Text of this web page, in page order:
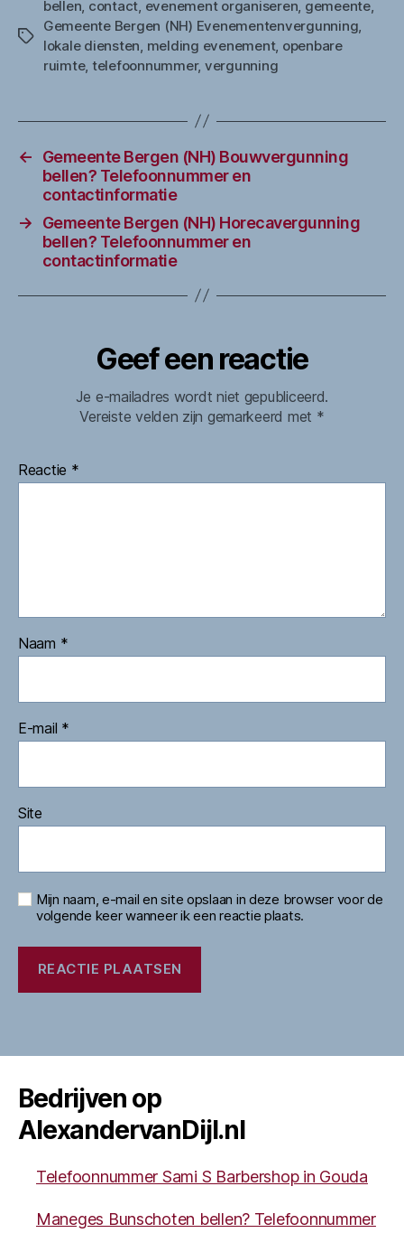
Tags
bellen contact evenement organiseren gemeente,
Gemeente Bergen (NH) Evenementenvergunning
lokale diensten melding evenement, openbare
ruimte, telefoonnummer, vergunning
←
Gemeente Bergen (NH) Bouwvergunning
bellen? Telefoonnummer en
contactinformatie
→
Gemeente Bergen (NH) Horecavergunning
bellen? Telefoonnummer en
contactinformatie
Geef een reactie
Je e-mailadres wordt niet gepubliceerd.
Vereiste velden zijn gemarkeerd met *
Reactie *
Naam *
E-mail *
Site
Mijn naam, e-mail en site opslaan in deze browser voor de
volgende keer wanneer ik een reactie plaats.
Bedrijven op
AlexandervanDijl.nl
Telefoonnummer Sami S Barbershop in Gouda
Maneges Bunschoten bellen? Telefoonnummer